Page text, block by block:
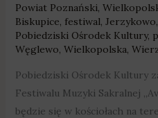
Powiat Poznański,
Biskupice, festiwal, Jerzykowo,
Pobiedziski Ośrodek Kultury,
Węglewo, Wielkopolska,
Pobiedziski Ośrodek Kultury
Festiwalu Muzyki Sakralnej
będzie się w kościołach na